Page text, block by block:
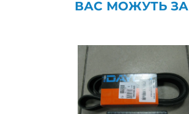
ВАС МОЖУТЬ